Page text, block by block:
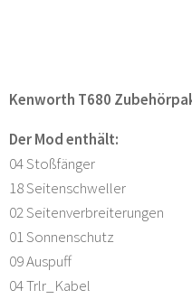
Kenworth T680
Der Mod enthält:
04 Stoßfänger
18 Seitenschweller
02 Seitenverbreiterungen
01 Sonnenschutz
09 Auspuff
04 Trlr_Kabel